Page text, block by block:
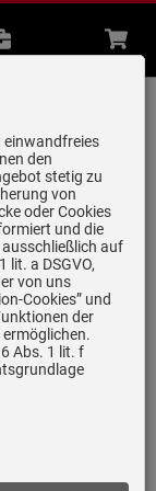
Beratung
4 Stück verfügbar!
einwandfreies
den
stetig zu
von
oder Cookies
und die
auf
lit. a DSGVO,
von uns
Cookies” und
der
Abs. 1 lit. f